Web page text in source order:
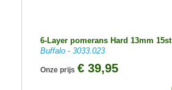
6-Layer pomerans Hard 13mm 15st
Buffalo - 3033.023
Onze prijs € 39,95